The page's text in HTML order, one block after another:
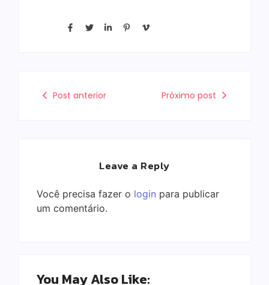
Post anterior Próximo post
Leave a Reply
Você precisa fazer o login para publicar
um comentário.
You May Also Like: